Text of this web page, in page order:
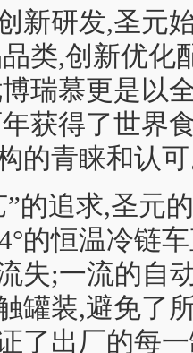
研发,圣元始
类,创新优化
瑞慕更是以
获得了世界
的青睐和认
追求,圣元的
的恒温冷链
失;一流的自
罐装,避免了
了出厂的每